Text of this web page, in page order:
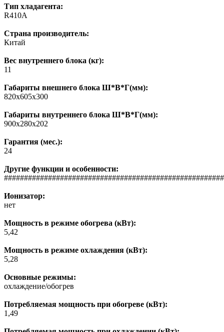
Тип хладагента:
R410A
Страна производитель:
Китай
Вес внутреннего блока (кг):
11
Габариты внешнего блока Ш*В*Г(мм):
820x605x300
Габариты внутреннего блока Ш*В*Г(мм):
900x280x202
Гарантия (мес.):
24
Другие функции и особенности:
Ионизатор:
нет
Мощность в режиме обогрева (кВт):
5,42
Мощность в режиме охлаждения (кВт):
5,28
Основные режимы:
охлаждение/обогрев
Потребляемая мощность при обогреве (кВт):
1,49